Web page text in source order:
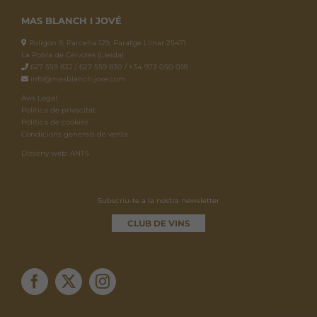
MAS BLANCH I JOVÉ
Polígon 9, Parcel·la 129, Paratge Llinar 25471.
La Pobla de Cérvoles (Lleida)
627 559 832 / 627 559 830 / +34 973 050 018
info@masblanchijove.com
Avís Legal
Política de privacitat
Política de cookies
Condicions generals de venta
Disseny web: ANTS
Subscriu-te a la nostra newsletter
CLUB DE VINS